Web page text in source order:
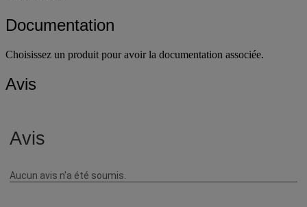
Documentation
Choisissez un produit pour avoir la documentation associée.
Avis